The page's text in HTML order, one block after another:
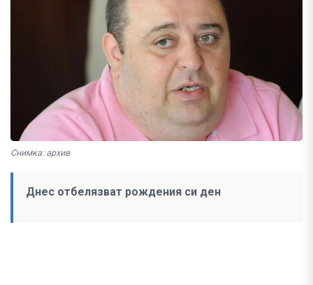
Снимка: архив
Днес отбелязват рождения си ден